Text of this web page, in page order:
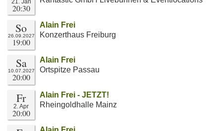
21. Jan
20:30
So
26.09.2027
19:00
Alain Frei
Konzerthaus Freiburg
Sa
10.07.2027
20:00
Alain Frei
Ortspitze Passau
Fr
2. Apr
20:00
Alain Frei - JETZT!
Rheingoldhalle Mainz